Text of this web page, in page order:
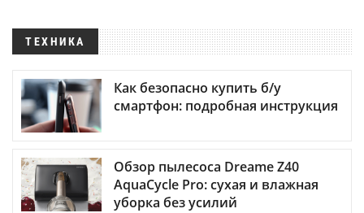
ТЕХНИКА
Как безопасно купить б/у
смартфон: подробная инструкция
Обзор пылесоса Dreame Z40
AquaCycle Pro: сухая и влажная
уборка без усилий